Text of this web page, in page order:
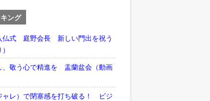
ング
仏式 庭野会長 新しい門出を祝う
、敬う心で精進を 盂蘭盆会（動画
ャレ）で閉塞感を打ち破る！ ビジ